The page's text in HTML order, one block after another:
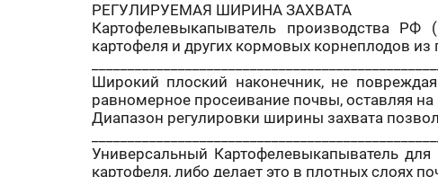
РЕГУЛИРУЕМАЯ ШИРИНА ЗАХВАТА
Картофелевыкапыватель производства
картофеля и других кормовых корнеплодов из
Широкий плоский наконечник, не
равномерное просеивание почвы, оставляя
Диапазон регулировки ширины захвата
Универсальный Картофелевыкапыватель
картофеля, либо делает это в плотных слоях